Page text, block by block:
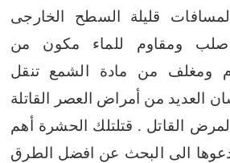
قليلة
السطح الخارجى
ومقاوم للماء مكون من
ومغلف من مادة الشمع
تنقل
العديد من أمراض العصر القاتلة
القاتل . قتلتلك الحشرة أهم
الى البحث عن افضل الطرق